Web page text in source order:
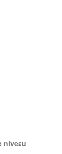
niveau